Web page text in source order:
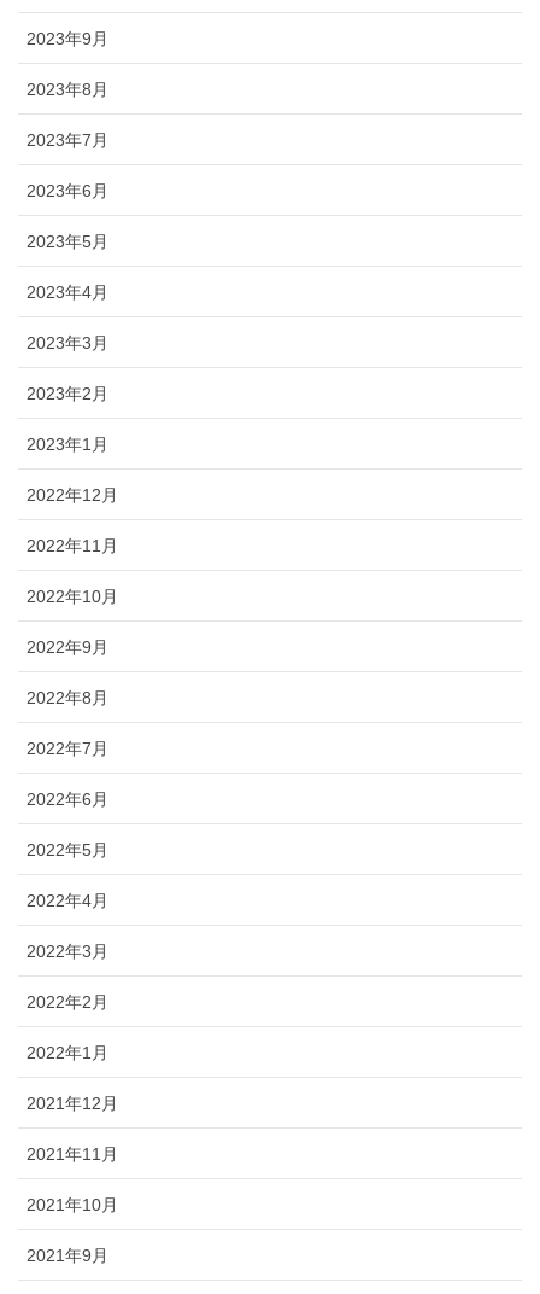
2023年9月
2023年8月
2023年7月
2023年6月
2023年5月
2023年4月
2023年3月
2023年2月
2023年1月
2022年12月
2022年11月
2022年10月
2022年9月
2022年8月
2022年7月
2022年6月
2022年5月
2022年4月
2022年3月
2022年2月
2022年1月
2021年12月
2021年11月
2021年10月
2021年9月